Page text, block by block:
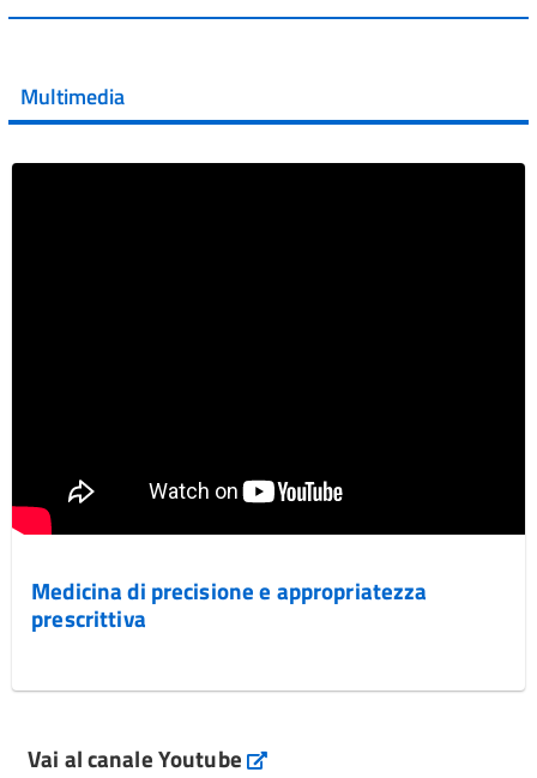
Vai al post →
Multimedia
Medicina di precisione e appropriatezza
prescrittiva
Vai al canale Youtube